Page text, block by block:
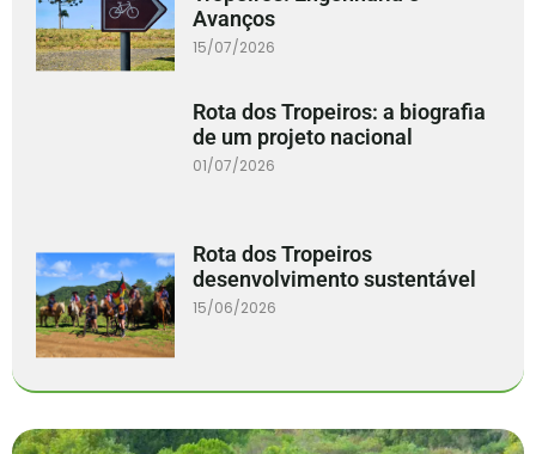
Avanços
15/07/2026
Rota dos Tropeiros: a biografia
de um projeto nacional
01/07/2026
Rota dos Tropeiros
desenvolvimento sustentável
15/06/2026